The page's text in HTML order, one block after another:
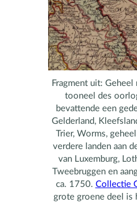
Fragment uit:
tooneel des
bevattende een
Gelderland,
Trier, Worms,
verdere landen aan
van Luxemburg,
Tweebruggen en
ca. 1750. Collectie
grote groene deel is